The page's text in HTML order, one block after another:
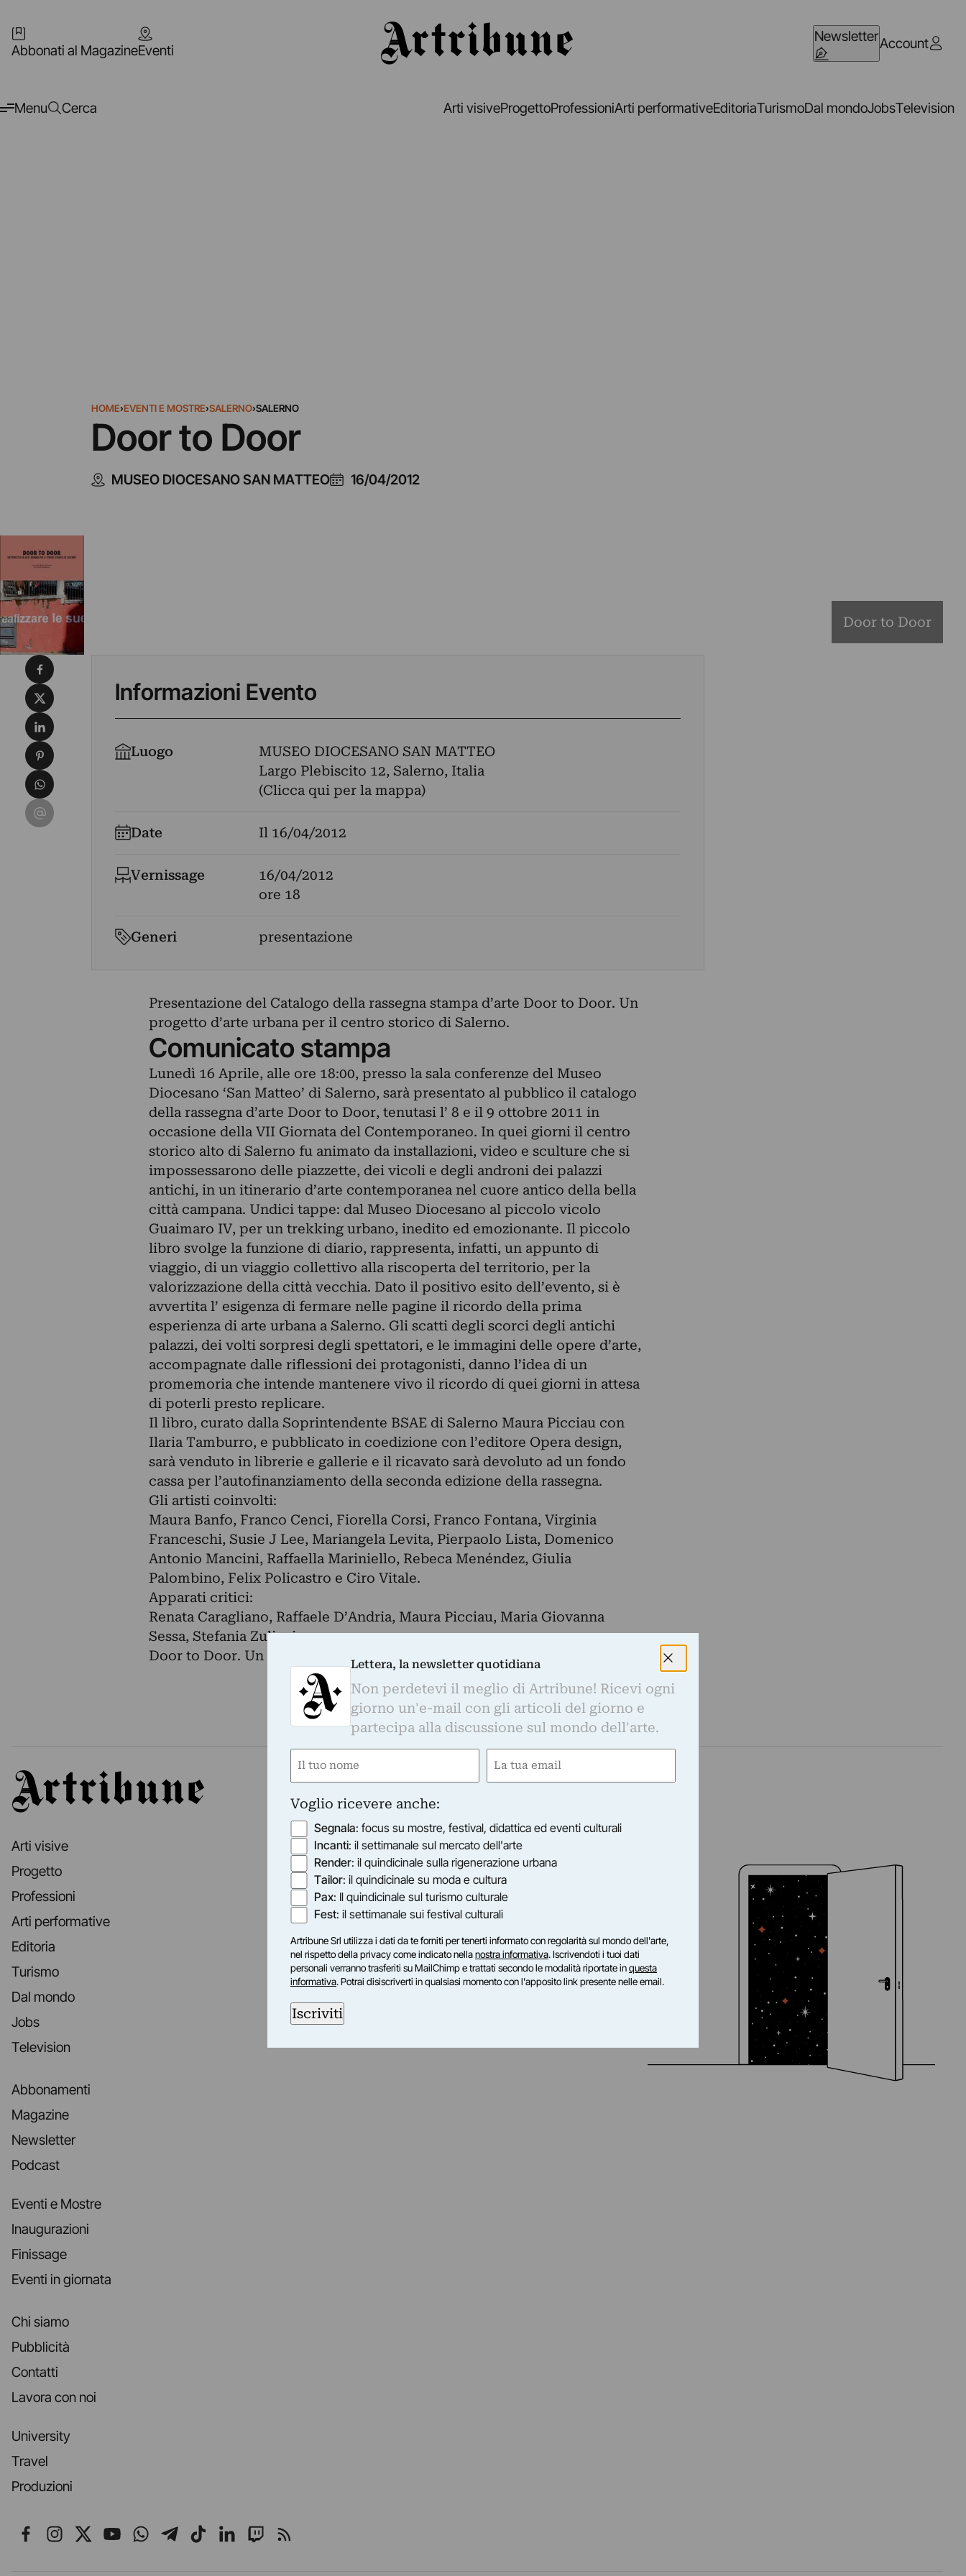
Abbonati al MagazineEventi
NewsletterAccount
Menu Cerca Arti visiveProgettoProfessioniArti performativeEditoriaTurismoDal mondoJobsTelevision
HOME›EVENTI E MOSTRE›SALERNO›SALERNO
Door to Door
MUSEO DIOCESANO SAN MATTEO 16/04/2012
Door to Door
Informazioni Evento
Luogo
MUSEO DIOCESANO SAN MATTEO
Largo Plebiscito 12, Salerno, Italia
(Clicca qui per la mappa)
Date Il 16/04/2012
Vernissage
16/04/2012
ore 18
Generi presentazione
Presentazione del Catalogo della rassegna stampa d’arte Door to Door. Un
progetto d’arte urbana per il centro storico di Salerno.
Comunicato stampa
Lunedì 16 Aprile, alle ore 18:00, presso la sala conferenze del Museo
Diocesano ‘San Matteo’ di Salerno, sarà presentato al pubblico il catalogo
della rassegna d’arte Door to Door, tenutasi l’ 8 e il 9 ottobre 2011 in
occasione della VII Giornata del Contemporaneo. In quei giorni il centro
storico alto di Salerno fu animato da installazioni, video e sculture che si
impossessarono delle piazzette, dei vicoli e degli androni dei palazzi
antichi, in un itinerario d’arte contemporanea nel cuore antico della bella
città campana. Undici tappe: dal Museo Diocesano al piccolo vicolo
Guaimaro IV, per un trekking urbano, inedito ed emozionante. Il piccolo
libro svolge la funzione di diario, rappresenta, infatti, un appunto di
viaggio, di un viaggio collettivo alla riscoperta del territorio, per la
valorizzazione della città vecchia. Dato il positivo esito dell’evento, si è
avvertita l’ esigenza di fermare nelle pagine il ricordo della prima
esperienza di arte urbana a Salerno. Gli scatti degli scorci degli antichi
palazzi, dei volti sorpresi degli spettatori, e le immagini delle opere d’arte,
accompagnate dalle riflessioni dei protagonisti, danno l’idea di un
promemoria che intende mantenere vivo il ricordo di quei giorni in attesa
di poterli presto replicare.
Il libro, curato dalla Soprintendente BSAE di Salerno Maura Picciau con
Ilaria Tamburro, e pubblicato in coedizione con l’editore Opera design,
sarà venduto in librerie e gallerie e il ricavato sarà devoluto ad un fondo
cassa per l’autofinanziamento della seconda edizione della rassegna.
Gli artisti coinvolti:
Maura Banfo, Franco Cenci, Fiorella Corsi, Franco Fontana, Virginia
Franceschi, Susie J Lee, Mariangela Levita, Pierpaolo Lista, Domenico
Antonio Mancini, Raffaella Mariniello, Rebeca Menéndez, Giulia
Palombino, Felix Policastro e Ciro Vitale.
Apparati critici:
Renata Caragliano, Raffaele D’Andria, Maura Picciau, Maria Giovanna
Sessa, Stefania Zuliani.
Door to Door. Un progettod’arte urbana per il centro storico di Salerno.
Condividi su Facebook
Condividi su X
Condividi su LinkedIn
Condividi su Pinterest
Condividi su WhatsApp
Condividi su Email
Artribune
Arti visive
Progetto
Professioni
Arti performative
Editoria
Turismo
Dal mondo
Jobs
Television
Abbonamenti
Magazine
Newsletter
Podcast
Eventi e Mostre
Inaugurazioni
Finissage
Eventi in giornata
Chi siamo
Pubblicità
Contatti
Lavora con noi
University
Travel
Produzioni
Seguici su Facebook
Seguici su Instagram
Seguici su X
Seguici su YouTube
Seguici su WhatsApp
Seguici su Telegram
Seguici su TikTok
Seguici su LinkedIn
Seguici su Twitch
Seguici su Rss
Lettera, la newsletter quotidiana
Non perdetevi il meglio di Artribune! Ricevi ogni
giorno un'e-mail con gli articoli del giorno e
partecipa alla discussione sul mondo dell'arte.
Nome
Email
Voglio ricevere anche:
Segnala: focus su mostre, festival, didattica ed eventi culturali
Incanti: il settimanale sul mercato dell'arte
Render: il quindicinale sulla rigenerazione urbana
Tailor: il quindicinale su moda e cultura
Pax: Il quindicinale sul turismo culturale
Fest: il settimanale sui festival culturali
Artribune Srl utilizza i dati da te forniti per tenerti informato con regolarità sul mondo dell'arte,
nel rispetto della privacy come indicato nellanostra informativa. Iscrivendoti i tuoi dati
personali verranno trasferiti su MailChimp e trattati secondo le modalità riportate inquesta
informativa. Potrai disiscriverti in qualsiasi momento con l'apposito link presente nelle email.
Iscriviti